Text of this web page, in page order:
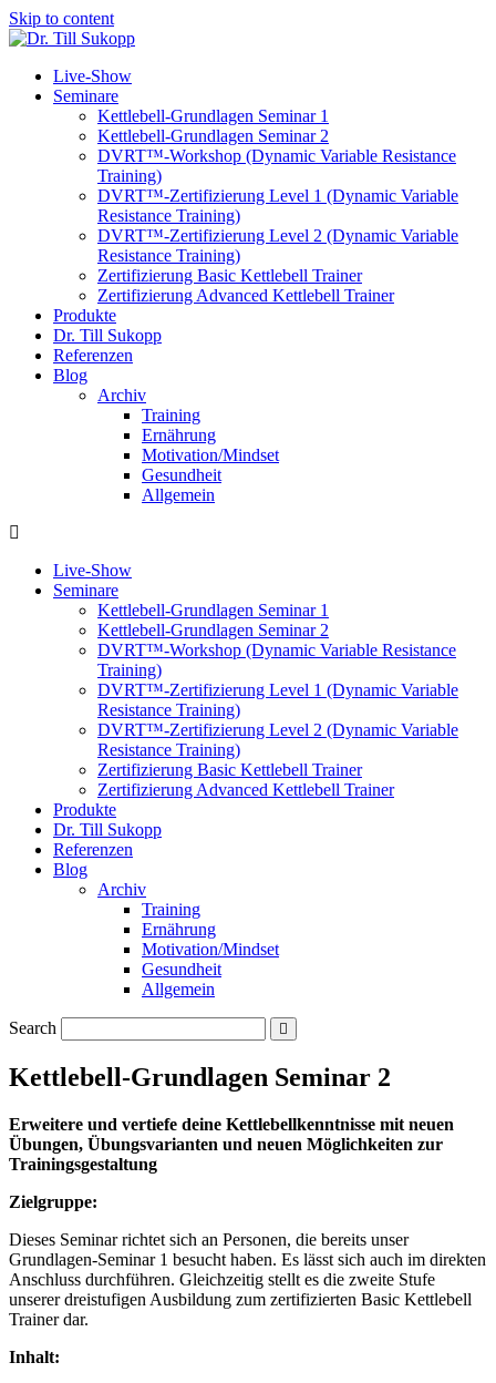
Skip to content
Live-Show
Seminare
Kettlebell-Grundlagen Seminar 1
Kettlebell-Grundlagen Seminar 2
DVRT™-Workshop (Dynamic Variable Resistance
Training)
DVRT™-Zertifizierung Level 1 (Dynamic Variable
Resistance Training)
DVRT™-Zertifizierung Level 2 (Dynamic Variable
Resistance Training)
Zertifizierung Basic Kettlebell Trainer
Zertifizierung Advanced Kettlebell Trainer
Produkte
Dr. Till Sukopp
Referenzen
Blog
Archiv
Training
Ernährung
Motivation/Mindset
Gesundheit
Allgemein
Live-Show
Seminare
Kettlebell-Grundlagen Seminar 1
Kettlebell-Grundlagen Seminar 2
DVRT™-Workshop (Dynamic Variable Resistance
Training)
DVRT™-Zertifizierung Level 1 (Dynamic Variable
Resistance Training)
DVRT™-Zertifizierung Level 2 (Dynamic Variable
Resistance Training)
Zertifizierung Basic Kettlebell Trainer
Zertifizierung Advanced Kettlebell Trainer
Produkte
Dr. Till Sukopp
Referenzen
Blog
Archiv
Training
Ernährung
Motivation/Mindset
Gesundheit
Allgemein
Search
Kettlebell-Grundlagen Seminar 2
Erweitere und vertiefe deine Kettlebellkenntnisse mit neuen
Übungen, Übungsvarianten und neuen Möglichkeiten zur
Trainingsgestaltung
Zielgruppe:
Dieses Seminar richtet sich an Personen, die bereits unser
Grundlagen-Seminar 1 besucht haben. Es lässt sich auch im direkten
Anschluss durchführen. Gleichzeitig stellt es die zweite Stufe
unserer dreistufigen Ausbildung zum zertifizierten Basic Kettlebell
Trainer dar.
Inhalt: